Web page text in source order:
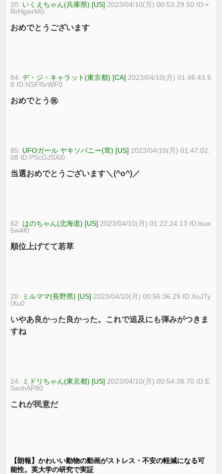
20: いくえちゃん(兵庫県) [US] 2023/04/10(月) 00:53:29.50 ID:+
RrHgwrM0
おめでとうございます
84:デ・ジ・キャラット(東京都) [CA] 2023/04/10(月) 01:46:43.5
8 ID:NSFI5rWF0
おめでとう㊗
85: UFOガール ヤキソバニー(茸) [US] 2023/04/10(月) 01:47:02.
08 ID:PScGJSXi0
当選おめでとうございます＼(^o^)／
62: はのちゃん(北海道) [US] 2023/04/10(月) 01:22:24.13 ID:lsue
5w4f0
順位上げてて若草
28: ミルママ(長野県) [US] 2023/04/10(月) 00:56:36.29 ID:XoJTy
IXu0
いやあ良かった良かった。これで追及にも弾みがつきま
すね
24: ミドリちゃん(東京都) [US] 2023/04/10(月) 00:54:38.70 ID:E
0aohAP80
これが民意だ
【朗報】かわいい動物の動画がストレス・不安の軽減になる可
能性。英大学の研究で実証